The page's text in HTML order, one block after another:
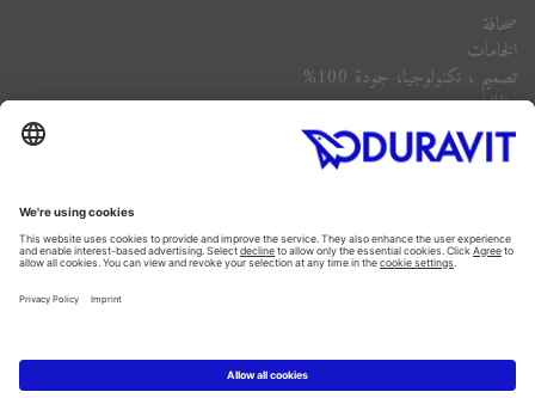
صحافة
الخامات
تصميم ، تكنولوجيا، جودة 100%
وظائف
الشركة
أسئلة مكررة
Facebook
Instagram